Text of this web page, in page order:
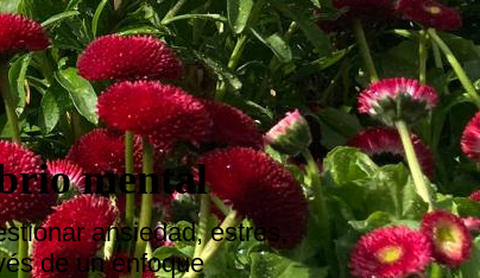
mental
ansiedad, estrés,
de un enfoque